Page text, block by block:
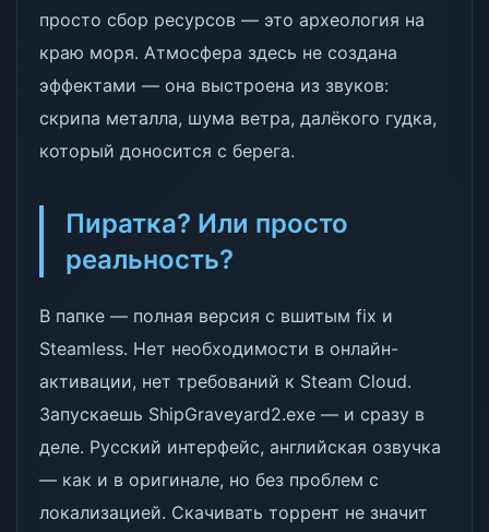
просто сбор ресурсов — это археология на
краю моря. Атмосфера здесь не создана
эффектами — она выстроена из звуков:
скрипа металла, шума ветра, далёкого гудка,
который доносится с берега.
Пиратка? Или просто
реальность?
В папке — полная версия с вшитым fix и
Steamless. Нет необходимости в онлайн-
активации, нет требований к Steam Cloud.
Запускаешь ShipGraveyard2.exe — и сразу в
деле. Русский интерфейс, английская озвучка
— как и в оригинале, но без проблем с
локализацией. Скачивать торрент не значит